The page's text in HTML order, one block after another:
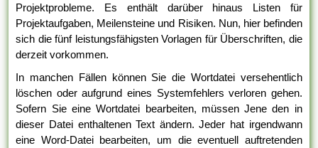
Projektprobleme. Es enthält darüber hinaus Listen für
Projektaufgaben, Meilensteine und Risiken. Nun, hier befinden
sich die fünf leistungsfähigsten Vorlagen für Überschriften, die
derzeit vorkommen.
In manchen Fällen können Sie die Wortdatei versehentlich
löschen oder aufgrund eines Systemfehlers verloren gehen.
Sofern Sie eine Wortdatei bearbeiten, müssen Jene den in
dieser Datei enthaltenen Text ändern. Jeder hat irgendwann
eine Word-Datei bearbeiten, um die eventuell auftretenden